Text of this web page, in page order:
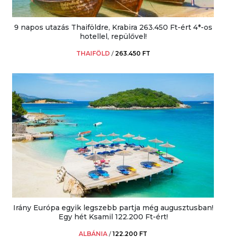
9 napos utazás Thaiföldre, Krabira 263.450 Ft-ért 4*-os
hotellel, repülővel!
THAIFÖLD /263.450 FT
Irány Európa egyik legszebb partja még augusztusban!
Egy hét Ksamil 122.200 Ft-ért!
ALBÁNIA /122.200 FT